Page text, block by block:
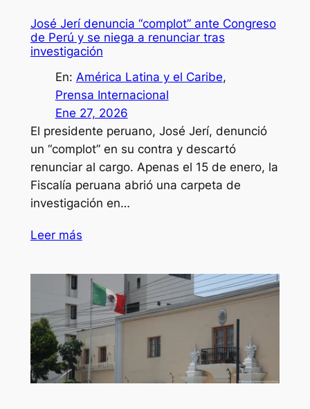
José Jerí denuncia “complot” ante Congreso
de Perú y se niega a renunciar tras
investigación
En: América Latina y el Caribe
Prensa Internacional
Ene 27, 2026
El presidente peruano, José Jerí, denunció
un “complot” en su contra y descartó
renunciar al cargo. Apenas el 15 de enero, la
Fiscalía peruana abrió una carpeta de
investigación en…
Leer más